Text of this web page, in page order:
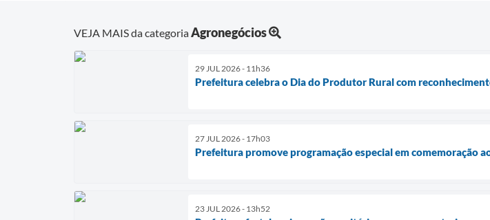
VEJA MAIS da categoriaAgronegócios
29 JUL 2026 - 11h36
Prefeitura celebra o Dia do Produtor Rural com
27 JUL 2026 - 17h03
Prefeitura promove programação especial em comemoração
23 JUL 2026 - 13h52